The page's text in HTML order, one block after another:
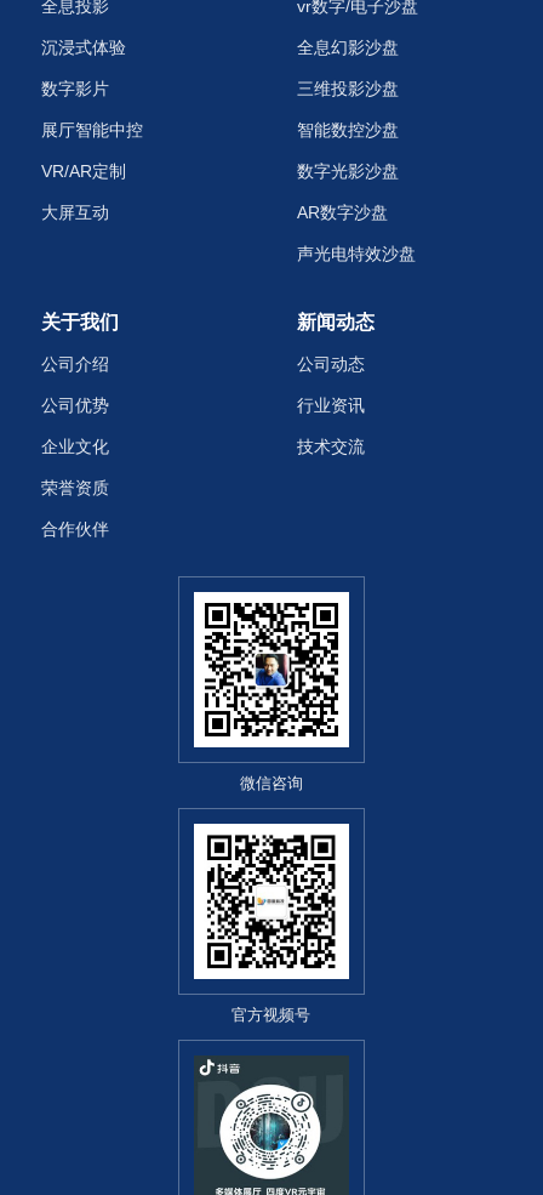
全息投影
沉浸式体验
数字影片
展厅智能中控
VR/AR定制
大屏互动
vr数字/电子沙盘
全息幻影沙盘
三维投影沙盘
智能数控沙盘
数字光影沙盘
AR数字沙盘
声光电特效沙盘‌
关于我们
公司介绍
公司优势
企业文化
荣誉资质
合作伙伴
新闻动态
公司动态
行业资讯
技术交流
微信咨询
官方视频号